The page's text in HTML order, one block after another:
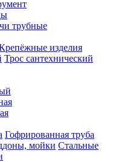
трубные
изделия
Трос сантехнический
Гофрированная труба
Стальные